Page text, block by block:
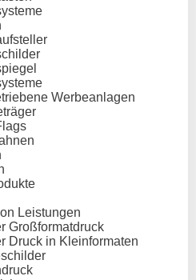
Werbeanlagen
Leistungen
Großformatdruck
Druck in Kleinformaten